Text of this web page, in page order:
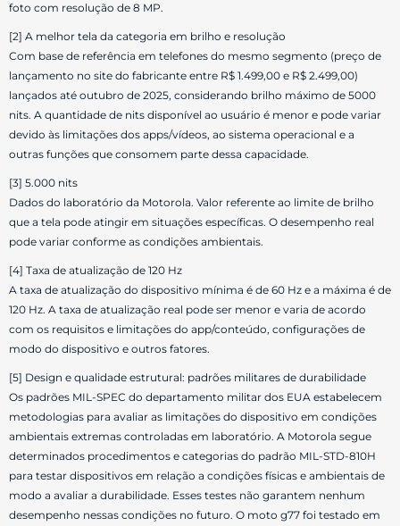
foto com resolução de 8 MP.
[2] A melhor tela da categoria em brilho e resolução
Com base de referência em telefones do mesmo segmento (preço de
lançamento no site do fabricante entre R$ 1.499,00 e R$ 2.499,00)
lançados até outubro de 2025, considerando brilho máximo de 5000
nits. A quantidade de nits disponível ao usuário é menor e pode variar
devido às limitações dos apps/vídeos, ao sistema operacional e a
outras funções que consomem parte dessa capacidade.
[3] 5.000 nits
Dados do laboratório da Motorola. Valor referente ao limite de brilho
que a tela pode atingir em situações específicas. O desempenho real
pode variar conforme as condições ambientais.
[4] Taxa de atualização de 120 Hz
A taxa de atualização do dispositivo mínima é de 60 Hz e a máxima é de
120 Hz. A taxa de atualização real pode ser menor e varia de acordo
com os requisitos e limitações do app/conteúdo, configurações de
modo do dispositivo e outros fatores.
[5] Design e qualidade estrutural: padrões militares de durabilidade
Os padrões MIL-SPEC do departamento militar dos EUA estabelecem
metodologias para avaliar as limitações do dispositivo em condições
ambientais extremas controladas em laboratório. A Motorola segue
determinados procedimentos e categorias do padrão MIL-STD-810H
para testar dispositivos em relação a condições físicas e ambientais de
modo a avaliar a durabilidade. Esses testes não garantem nenhum
desempenho nessas condições no futuro. O moto g77 foi testado em